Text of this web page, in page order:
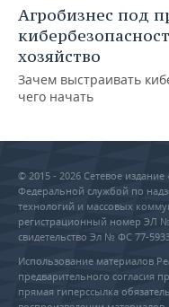
Агробизнес под
хозяйство
Зачем выстраивать
чего начать
© 2015 - 2026 Сетевое
Федеральной службой по
технологий и массовых
регистрационный номер ЭЛ №
свидетельство Эл № ФС 77-
Использование материалов
предварительного согласия
прямая гиперссылка